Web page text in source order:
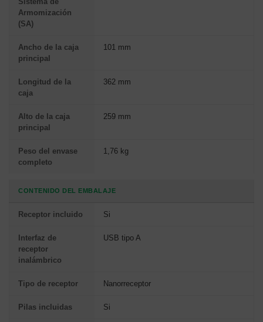
Armomización
(SA)
Ancho de la caja
principal
101 mm
Longitud de la
caja
362 mm
Alto de la caja
principal
259 mm
Peso del envase
completo
1,76 kg
CONTENIDO DEL EMBALAJE
Receptor incluido Si
Interfaz de
receptor
inalámbrico
USB tipo A
Tipo de receptor Nanorreceptor
Pilas incluidas Si